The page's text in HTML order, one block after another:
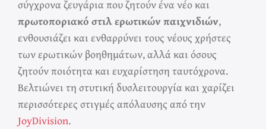
σύγχρονα ζευγάρια που ζητούν ένα νέο και
πρωτοποριακό στιλ ερωτικών παιχνιδιών,
ενθουσιάζει και ενθαρρύνει τους νέους χρήστες
των ερωτικών βοηθημάτων, αλλά και όσους
ζητούν ποιότητα και ευχαρίστηση ταυτόχρονα.
Βελτιώνει τη στυτική δυσλειτουργία και χαρίζει
περισσότερες στιγμές απόλαυσης από την
JoyDivision.